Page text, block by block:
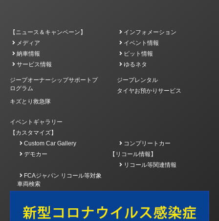
【ニュース＆キャンペーン】
インフォメーション
メディア
イベント情報
納車情報
ピット情報
サービス情報
ゆるネタ
ジープオーナーシップサポートプ
ログラム
ジープレンタル
タイヤお預かりサービス
キズとり救急隊
イベントギャラリー
【カスタマイズ】
Custom Car Gallery
コンプリートカー
デモカー
【リコール情報】
リコール等関連情報
FCAジャパン リコール等対象
車両検索